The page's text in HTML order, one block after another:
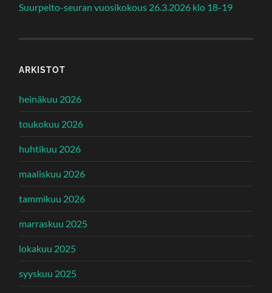
Suurpelto-seuran vuosikokous 26.3.2026 klo 18-19
ARKISTOT
heinäkuu 2026
toukokuu 2026
huhtikuu 2026
maaliskuu 2026
tammikuu 2026
marraskuu 2025
lokakuu 2025
syyskuu 2025